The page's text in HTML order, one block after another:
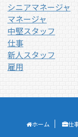
シニアマネージャ
マネージャ
中堅スタッフ
仕事
新人スタッフ
雇用
ホーム 仕